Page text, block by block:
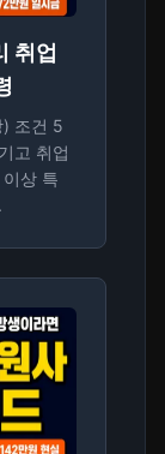
취업
조건 5
고 취업
상 특